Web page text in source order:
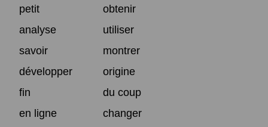
petit
obtenir
analyse
utiliser
savoir
montrer
développer
origine
fin
du coup
en ligne
changer